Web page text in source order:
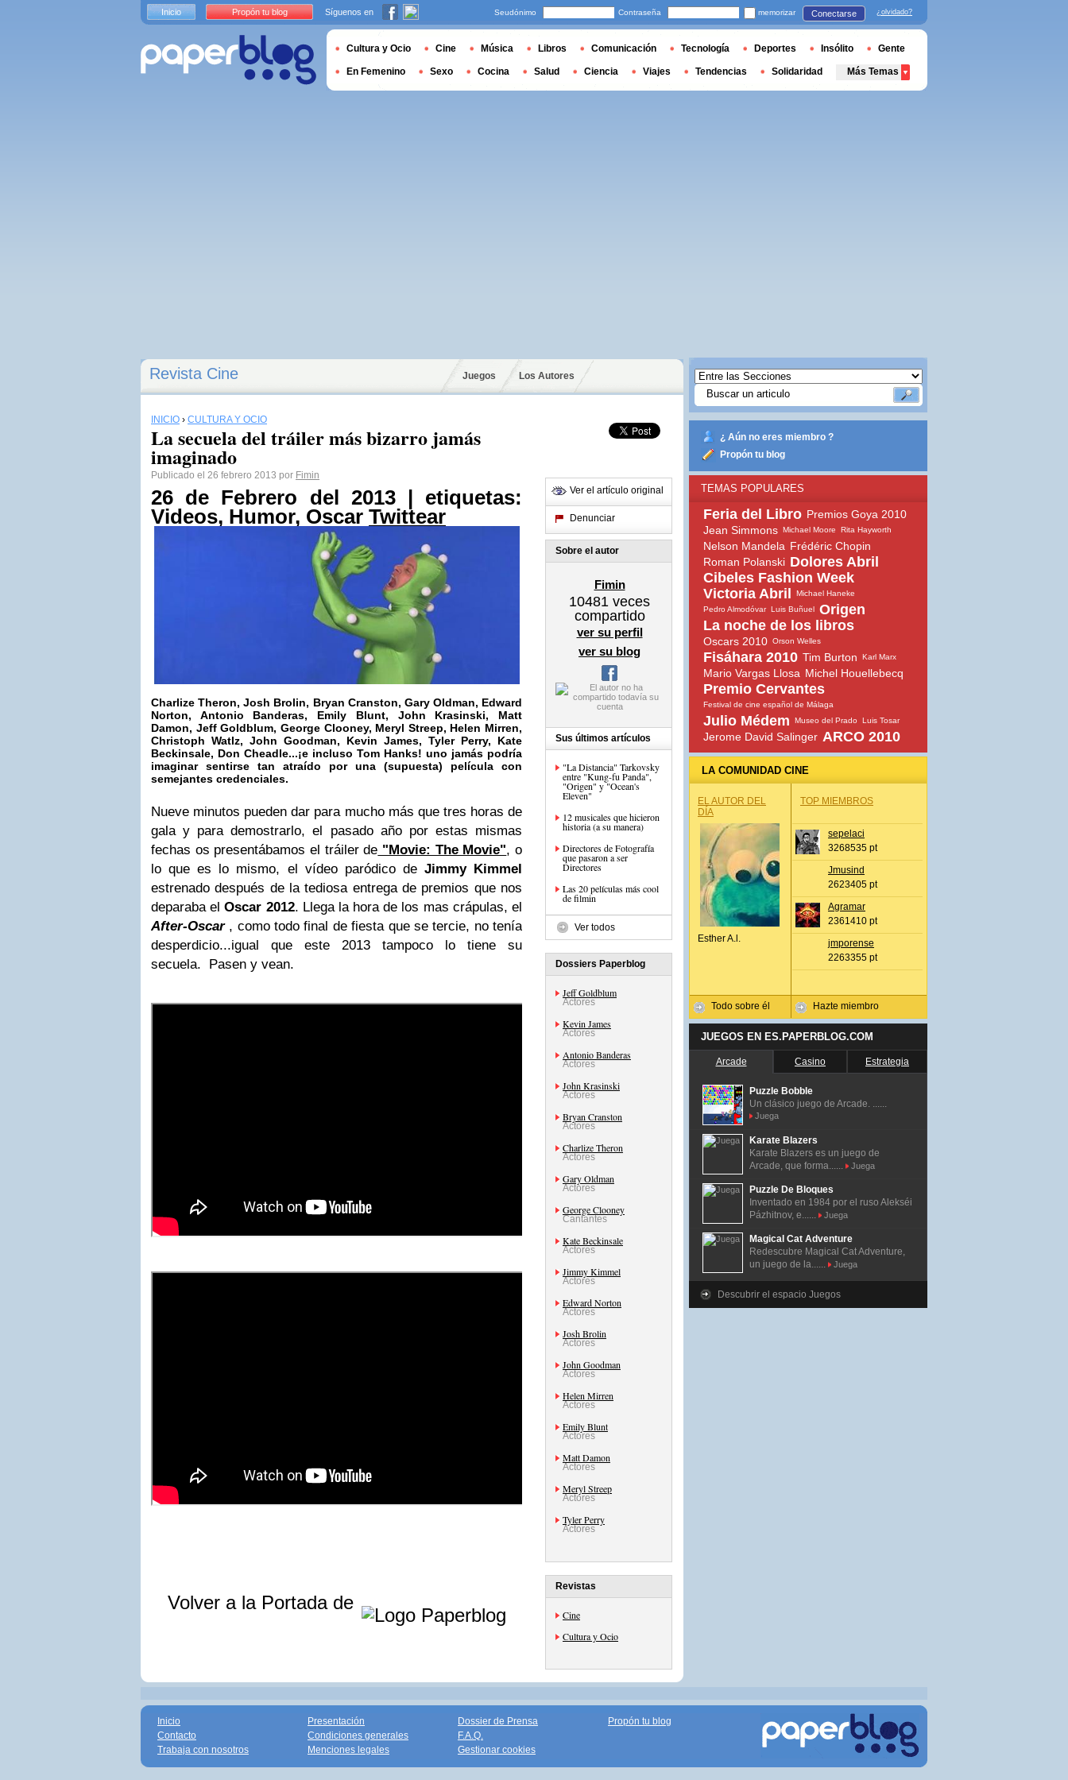
Revista Cine Juegos Los Autores
INICIO › CULTURA Y OCIO
La secuela del tráiler más bizarro jamás
imaginado
Publicado el 26 febrero 2013 por Fimin
26 de Febrero del 2013 | etiquetas:
Videos, Humor, Oscar Twittear
Charlize Theron,Josh Brolin, Bryan Cranston, Gary Oldman, Edward
Norton, Antonio Banderas, Emily Blunt, John Krasinski, Matt
Damon, Jeff Goldblum, George Clooney, Meryl Streep, Helen Mirren,
Christoph Watlz, John Goodman, Kevin James, Tyler Perry, Kate
Beckinsale, Don Cheadle...¡e incluso Tom Hanks! uno jamás podría
imaginar sentirse tan atraído por una (supuesta) película con
semejantes credenciales.
Nueve minutos pueden dar para mucho más que tres horas de
gala y para demostrarlo, el pasado año por estas mismas
fechas os presentábamos el tráiler de "Movie: The Movie", o
lo que es lo mismo, el vídeo paródico de Jimmy Kimmel
estrenado después de la tediosa entrega de premios que nos
deparaba elOscar 2012. Llega la hora de los mas crápulas, el
After-Oscar, como todo final de fiesta que se tercie, no tenía
desperdicio...igual que este 2013 tampoco lo tiene su
secuela. Pasen y vean.
Volver a la Portada de
Ver el artículo original
Denunciar
Sobre el autor
Fimin
10481 veces
compartido
ver su perfil
ver su blog
Sus últimos artículos
"La Distancia" Tarkovsky
entre "Kung-fu Panda",
"Origen" y "Ocean's
Eleven"
12 musicales que hicieron
historia (a su manera)
Directores de Fotografía
que pasaron a ser
Directores
Las 20 películas más cool
de filmin
Ver todos
Dossiers Paperblog
Jeff Goldblum
Actores
Kevin James
Actores
Antonio Banderas
Actores
John Krasinski
Actores
Bryan Cranston
Actores
Charlize Theron
Actores
Gary Oldman
Actores
George Clooney
Cantantes
Kate Beckinsale
Actores
Jimmy Kimmel
Actores
Edward Norton
Actores
Josh Brolin
Actores
John Goodman
Actores
Helen Mirren
Actores
Emily Blunt
Actores
Matt Damon
Actores
Meryl Streep
Actores
Tyler Perry
Actores
Revistas
Cine
Cultura y Ocio
¿ Aún no eres miembro ?
Propón tu blog
TEMAS POPULARES
Feria del Libro Premios Goya 2010
Jean Simmons Michael Moore Rita Hayworth
Nelson Mandela Frédéric Chopin
Roman Polanski Dolores Abril
Cibeles Fashion Week
Victoria Abril
Michael Haneke
Pedro Almodóvar Luis Buñuel Origen
La noche de los libros
Oscars 2010 Orson Welles
Fisáhara 2010 Tim Burton Karl Marx
Mario Vargas Llosa Michel Houellebecq
Premio Cervantes
Festival de cine español de Málaga
Julio Médem Museo del Prado Luis Tosar
Jerome David Salinger ARCO 2010
LA COMUNIDAD CINE
EL AUTOR DEL
DÍA
Esther A.l.
Todo sobre él
TOP MIEMBROS
sepelaci
3268535 pt
Jmusind
2623405 pt
Agramar
2361410 pt
jmporense
2263355 pt
Hazte miembro
JUEGOS EN ES.PAPERBLOG.COM
Arcade Casino Estrategia
Puzzle Bobble
Un clásico juego de Arcade. ......
Juega
Karate Blazers
Karate Blazers es un juego de
Arcade, que forma......
Juega
Puzzle De Bloques
Inventado en 1984 por el ruso Alekséi
Pázhitnov, e......
Juega
Magical Cat Adventure
Redescubre Magical Cat Adventure,
un juego de la......
Juega
Descubrir el espacio Juegos
Inicio Propón tu blog Síguenos en Seudónimo Contraseña memorizar Conectarse ¿olvidado?
Cultura y Ocio Cine Música Libros Comunicación Tecnología Deportes Insólito Gente
En Femenino Sexo Cocina Salud Ciencia Viajes Tendencias Solidaridad Más Temas
Inicio
Contacto
Trabaja con nosotros
Presentación
Condiciones generales
Menciones legales
Dossier de Prensa
F.A.Q.
Gestionar cookies
Propón tu blog